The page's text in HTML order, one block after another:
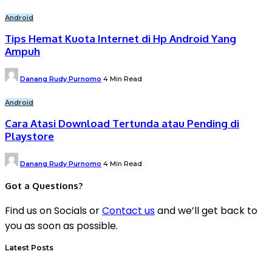
Android
Tips Hemat Kuota Internet di Hp Android Yang
Ampuh
Posted
by
Danang Rudy Purnomo 4 Min Read
Android
Cara Atasi Download Tertunda atau Pending di
Playstore
Posted
by
Danang Rudy Purnomo 4 Min Read
Got a Questions?
Find us on Socials orContact usand we’ll get back to
you as soon as possible.
Latest Posts